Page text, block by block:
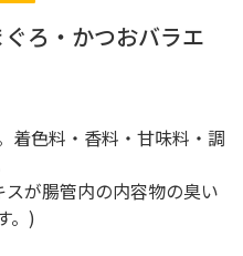
ろ・かつおバラエ
着色料・香料・甘味料・調
が腸管内の内容物の臭い
。)